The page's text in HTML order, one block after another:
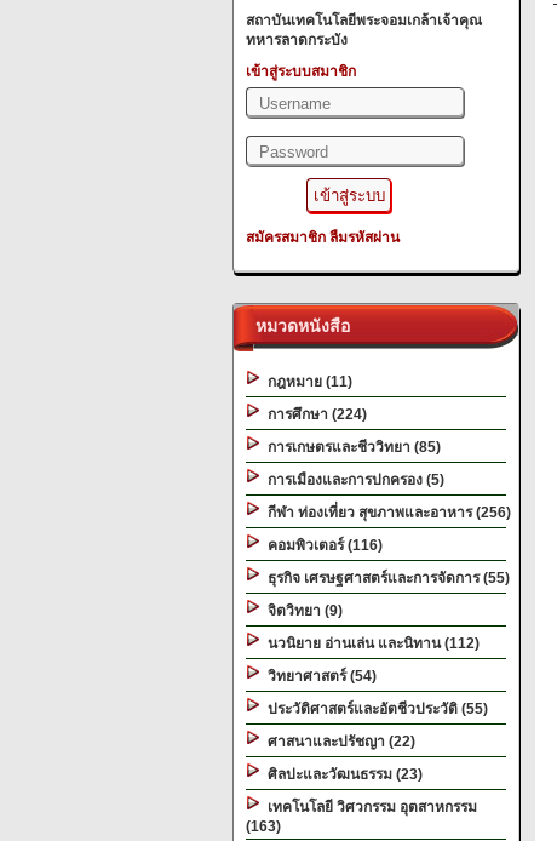
สถาบันเทคโนโลยีพระจอมเกล้าเจ้าคุณ
ทหารลาดกระบัง
เข้าสู่ระบบสมาชิก
สมัครสมาชิก ลืมรหัสผ่าน
หมวดหนังสือ
กฎหมาย (11)
การศึกษา (224)
การเกษตรและชีววิทยา (85)
การเมืองและการปกครอง (5)
กีฬา ท่องเที่ยว สุขภาพและอาหาร (256)
คอมพิวเตอร์ (116)
ธุรกิจ เศรษฐศาสตร์และการจัดการ (55)
จิตวิทยา (9)
นวนิยาย อ่านเล่น และนิทาน (112)
วิทยาศาสตร์ (54)
ประวัติศาสตร์และอัตชีวประวัติ (55)
ศาสนาและปรัชญา (22)
ศิลปะและวัฒนธรรม (23)
เทคโนโลยี วิศวกรรม อุตสาหกรรม
(163)